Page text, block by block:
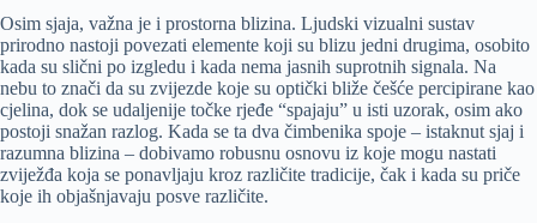
Osim sjaja, važna je i prostorna blizina. Ljudski vizualni sustav
prirodno nastoji povezati elemente koji su blizu jedni drugima, osobito
kada su slični po izgledu i kada nema jasnih suprotnih signala. Na
nebu to znači da su zvijezde koje su optički bliže češće percipirane kao
cjelina, dok se udaljenije točke rjeđe “spajaju” u isti uzorak, osim ako
postoji snažan razlog. Kada se ta dva čimbenika spoje – istaknut sjaj i
razumna blizina – dobivamo robusnu osnovu iz koje mogu nastati
zviježđa koja se ponavljaju kroz različite tradicije, čak i kada su priče
koje ih objašnjavaju posve različite.